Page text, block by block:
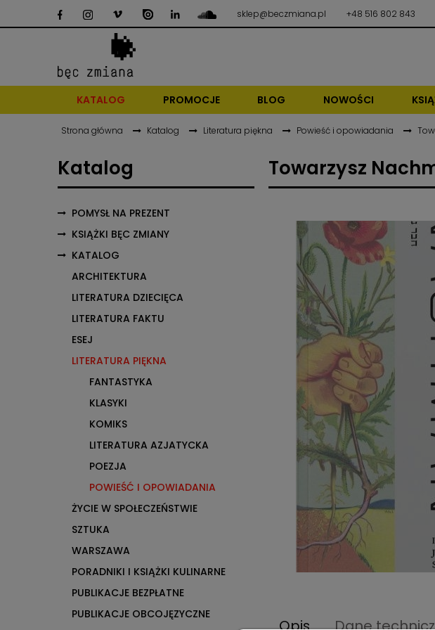
sklep@beczmiana.pl +48 516 802 843
KATALOG PROMOCJE BLOG NOWOŚCI
Strona główna Katalog Literatura piękna Powieść i opowiadania
Katalog
POMYSŁ NA PREZENT
KSIĄŻKI BĘC ZMIANY
KATALOG
ARCHITEKTURA
LITERATURA DZIECIĘCA
LITERATURA FAKTU
ESEJ
LITERATURA PIĘKNA
FANTASTYKA
KLASYKI
KOMIKS
LITERATURA AZJATYCKA
POEZJA
POWIEŚĆ I OPOWIADANIA
ŻYCIE W SPOŁECZEŃSTWIE
SZTUKA
WARSZAWA
PORADNIKI I KSIĄŻKI KULINARNE
PUBLIKACJE BEZPŁATNE
PUBLIKACJE OBCOJĘZYCZNE
Towarzysz
Opis Dane